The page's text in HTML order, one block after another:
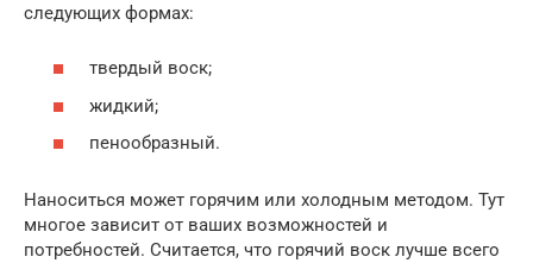
следующих формах:
твердый воск;
жидкий;
пенообразный.
Наноситься может горячим или холодным методом. Тут
многое зависит от ваших возможностей и
потребностей. Считается, что горячий воск лучше всего